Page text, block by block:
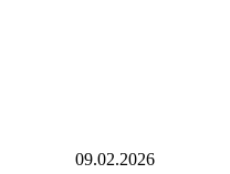
09.02.2026